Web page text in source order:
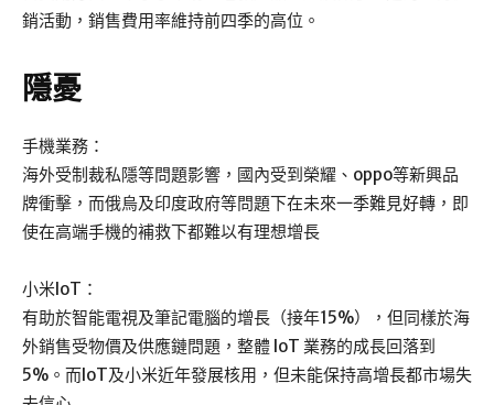
銷活動，銷售費用率維持前四季的高位。
隱憂
手機業務：
海外受制裁私隱等問題影響，國內受到榮耀、oppo等新興品
牌衝擊，而俄烏及印度政府等問題下在未來一季難見好轉，即
使在高端手機的補救下都難以有理想增長
小米IoT：
有助於智能電視及筆記電腦的增長（接年15%），但同樣於海
外銷售受物價及供應鏈問題，整體 IoT 業務的成長回落到
5%。而IoT及小米近年發展核用，但未能保持高增長都市場失